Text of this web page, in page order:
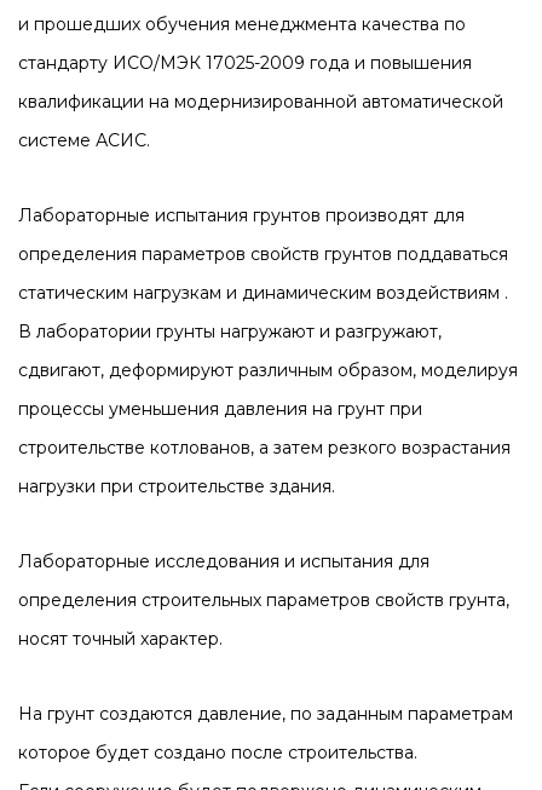
и прошедших обучения менеджмента качества по
стандарту ИСО/МЭК 17025-2009 года и повышения
квалификации на модернизированной автоматической
системе АСИС.
Лабораторные испытания грунтов производят для
определения параметров свойств грунтов поддаваться
статическим нагрузкам и динамическим воздействиям .
В лаборатории грунты нагружают и разгружают,
сдвигают, деформируют различным образом, моделируя
процессы уменьшения давления на грунт при
строительстве котлованов, а затем резкого возрастания
нагрузки при строительстве здания.
Лабораторные исследования и испытания для
определения строительных параметров свойств грунта,
носят точный характер.
На грунт создаются давление, по заданным параметрам
которое будет создано после строительства.